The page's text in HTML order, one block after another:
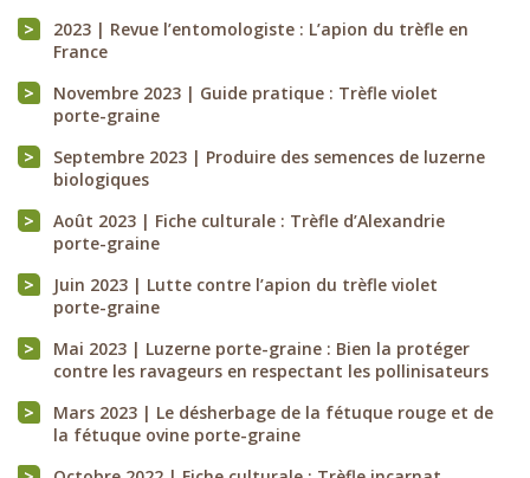
2023 | Revue l’entomologiste : L’apion du trèfle en
France
Novembre 2023 | Guide pratique : Trèfle violet
porte-graine
Septembre 2023 | Produire des semences de luzerne
biologiques
Août 2023 | Fiche culturale : Trèfle d’Alexandrie
porte-graine
Juin 2023 | Lutte contre l’apion du trèfle violet
porte-graine
Mai 2023 | Luzerne porte-graine : Bien la protéger
contre les ravageurs en respectant les pollinisateurs
Mars 2023 | Le désherbage de la fétuque rouge et de
la fétuque ovine porte-graine